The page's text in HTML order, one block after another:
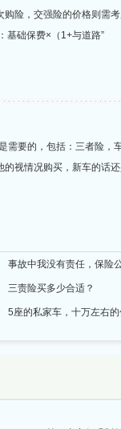
险，交强险的价格则需
基础保费×（1+与道路”
需要的，包括：三者险，
的视情况购买，新车的话
事故中我没有责任，保险
三责险买多少合适？
还要赔偿？这是什么道理
5座的私家车，十万左右